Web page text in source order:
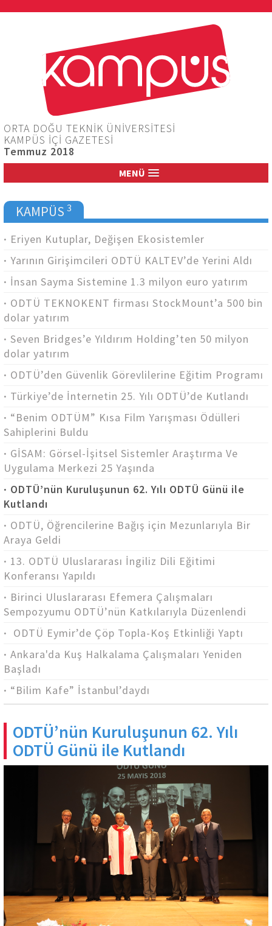
ORTA DOĞU TEKNİK ÜNİVERSİTESİ
KAMPÜS İÇİ GAZETESİ
Temmuz 2018
MENÜ
KAMPÜS 3
Eriyen Kutuplar, Değişen Ekosistemler
Yarının Girişimcileri ODTÜ KALTEV’de Yerini Aldı
İnsan Sayma Sistemine 1.3 milyon euro yatırım
ODTÜ TEKNOKENT firması StockMount’a 500 bin
dolar yatırım
Seven Bridges’e Yıldırım Holding’ten 50 milyon
dolar yatırım
ODTÜ’den Güvenlik Görevlilerine Eğitim Programı
Türkiye’de İnternetin 25. Yılı ODTÜ’de Kutlandı
“Benim ODTÜM” Kısa Film Yarışması Ödülleri
Sahiplerini Buldu
GİSAM: Görsel-İşitsel Sistemler Araştırma Ve
Uygulama Merkezi 25 Yaşında
ODTÜ’nün Kuruluşunun 62. Yılı ODTÜ Günü ile
Kutlandı
ODTÜ, Öğrencilerine Bağış için Mezunlarıyla Bir
Araya Geldi
13. ODTÜ Uluslararası İngiliz Dili Eğitimi
Konferansı Yapıldı
Birinci Uluslararası Efemera Çalışmaları
Sempozyumu ODTÜ’nün Katkılarıyla Düzenlendi
ODTÜ Eymir’de Çöp Topla-Koş Etkinliği Yaptı
Ankara'da Kuş Halkalama Çalışmaları Yeniden
Başladı
“Bilim Kafe” İstanbul’daydı
ODTÜ’nün Kuruluşunun 62. Yılı
ODTÜ Günü ile Kutlandı